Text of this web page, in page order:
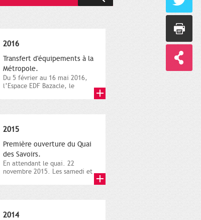
2016
Transfert d'équipements à la
Métropole.
Du 5 février au 16 mai 2016,
l’Espace EDF Bazacle, le
2015
Première ouverture du Quai
des Savoirs.
En attendant le quai. 22
novembre 2015. Les samedi et
2014